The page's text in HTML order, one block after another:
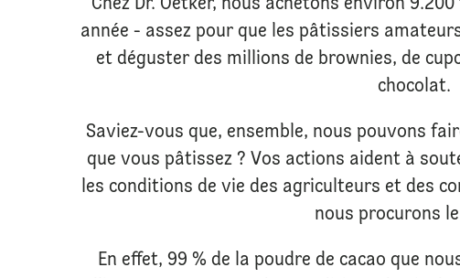
Chez Dr. Oetker, nous achetons environ
année - assez pour que les pâtissiers
et déguster des millions de brownies, de
chocolat.
Saviez-vous que, ensemble, nous pouvons
que vous pâtissez ? Vos actions aident à
les conditions de vie des agriculteurs et des
nous procurons
En effet, 99 % de la poudre de cacao que